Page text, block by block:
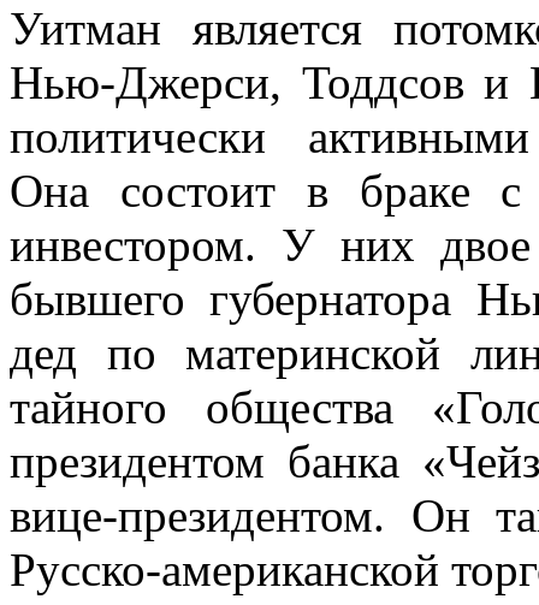
Уитман является
Нью-Джерси, Тоддсов и
политически
Она состоит в браке
инвестором. У них
бывшего губернатора
дед по материнской
тайного общества
президентом банка
вице-президентом. Он
Русско-американской